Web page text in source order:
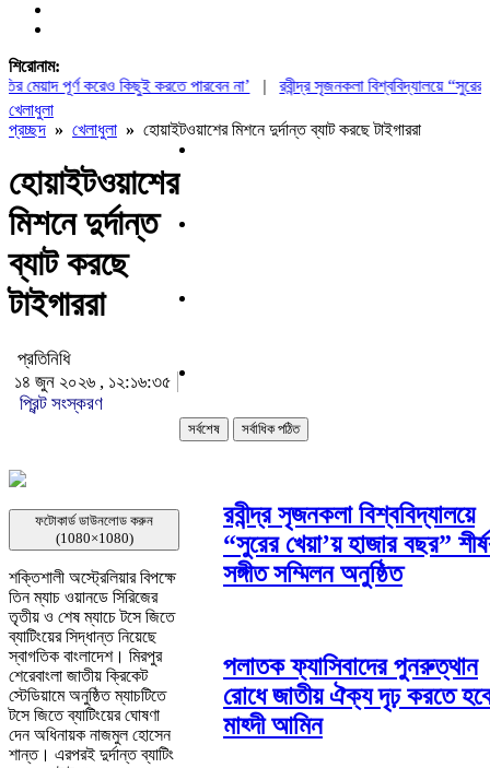
শিরোনাম:
পূর্ণ করেও কিছুই করতে পারবেন না’| রবীন্দ্র সৃজনকলা বিশ্ববিদ্যালয়ে “সুরের
খেলাধুলা
প্রচ্ছদ » খেলাধুলা » হোয়াইটওয়াশের মিশনে দুর্দান্ত ব্যাট করছে টাইগাররা
হোয়াইটওয়াশের
মিশনে দুর্দান্ত
ব্যাট করছে
টাইগাররা
প্রতিনিধি
১৪ জুন ২০২৬ , ১২:১৬:৩৫
প্রিন্ট সংস্করণ
ফটোকার্ড ডাউনলোড করুন
(1080×1080)
শক্তিশালী অস্ট্রেলিয়ার বিপক্ষে
তিন ম্যাচ ওয়ানডে সিরিজের
তৃতীয় ও শেষ ম্যাচে টসে জিতে
ব্যাটিংয়ের সিদ্ধান্ত নিয়েছে
স্বাগতিক বাংলাদেশ। মিরপুর
শেরেবাংলা জাতীয় ক্রিকেট
স্টেডিয়ামে অনুষ্ঠিত ম্যাচটিতে
টসে জিতে ব্যাটিংয়ের ঘোষণা
দেন অধিনায়ক নাজমুল হোসেন
শান্ত। এরপরই দুর্দান্ত ব্যাটিং
সর্বশেষ সর্বাধিক পঠিত
রবীন্দ্র সৃজনকলা বিশ্ববিদ্যালয়ে
“সুরের খেয়া’য় হাজার বছর”
সঙ্গীত সম্মিলন অনুষ্ঠিত
পলাতক ফ্যাসিবাদের পুনরুত্থান
রোধে জাতীয় ঐক্য দৃঢ় করতে
মাহ্দী আমিন